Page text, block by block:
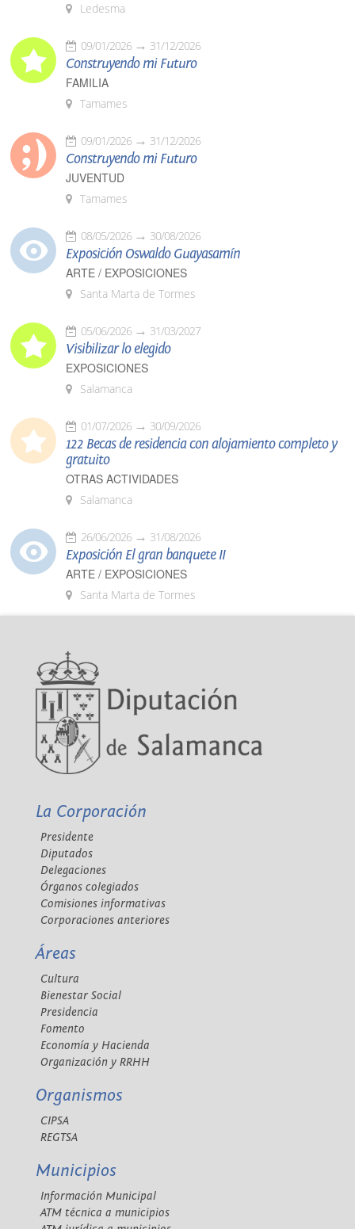
Ledesma
09/01/2026 31/12/2026
Construyendo mi Futuro
FAMILIA
Tamames
09/01/2026 31/12/2026
Construyendo mi Futuro
JUVENTUD
Tamames
08/05/2026 30/08/2026
Exposición Oswaldo Guayasamín
ARTE / EXPOSICIONES
Santa Marta de Tormes
05/06/2026 31/03/2027
Visibilizar lo elegido
EXPOSICIONES
Salamanca
01/07/2026 30/09/2026
122 Becas de residencia con alojamiento completo y
gratuito
OTRAS ACTIVIDADES
Salamanca
26/06/2026 31/08/2026
Exposición El gran banquete II
ARTE / EXPOSICIONES
Santa Marta de Tormes
La Corporación
Presidente
Diputados
Delegaciones
Órganos colegiados
Comisiones informativas
Corporaciones anteriores
Áreas
Cultura
Bienestar Social
Presidencia
Fomento
Economía y Hacienda
Organización y RRHH
Organismos
CIPSA
REGTSA
Municipios
Información Municipal
ATM técnica a municipios